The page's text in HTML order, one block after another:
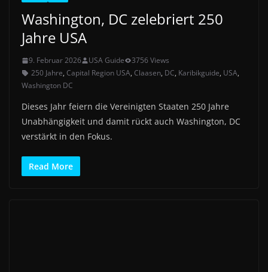
Washington, DC zelebriert 250
Jahre USA
9. Februar 2026 USA Guide
3756 Views
250 Jahre, Capital Region USA, Claasen, DC, Karibikguide, USA,
Washington DC
Dieses Jahr feiern die Vereinigten Staaten 250 Jahre
Unabhängigkeit und damit rückt auch Washington, DC
verstärkt in den Fokus.
Read More